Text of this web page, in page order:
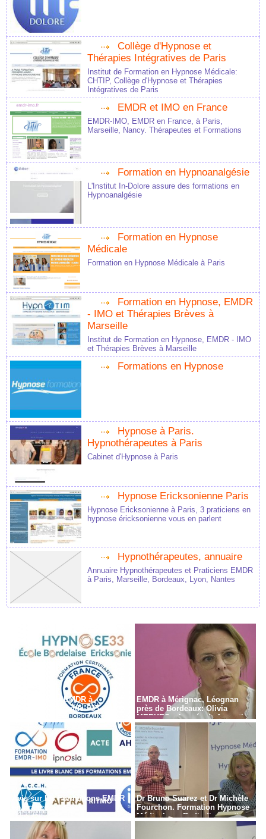
Collège d'Hypnose et
Thérapies Intégratives de Paris
Institut de Formation en Hypnose Médicale:
CHTIP, Collège d'Hypnose et Thérapies
Intégratives de Paris
EMDR et IMO en France
EMDR-IMO, EMDR en France, à Paris,
Marseille, Nancy. Thérapeutes et Formations
Formation en Hypnoanalgésie
L'Institut In-Dolore assure des formations en
Hypnoanalgésie
Formation en Hypnose
Médicale
Formation en Hypnose Médicale à Paris
Formation en Hypnose, EMDR
- IMO et Thérapies Brèves à
Marseille
Institut de Formation en Hypnose, EMDR - IMO
et Thérapies Brèves à Marseille
Formations en Hypnose
Hypnose à Paris.
Hypnothérapeutes à Paris
Cabinet d'Hypnose à Paris
Hypnose Ericksonienne Paris
Hypnose Ericksonienne à Paris, 3 praticiens en
hypnose éricksonienne vous en parlent
Hypnothérapeutes, annuaire
Annuaire Hypnothérapeutes et Praticiens EMDR
à Paris, Marseille, Bordeaux, Lyon, Nantes
Formation en EMDR à
Bordeaux - Gironde - 33
EMDR à Mérignac, Léognan
près de Bordeaux: Olivia
MERKES, chargée de formation
Avis sur les Formations EMDR
en France
Dr Bruno Suarez et Dr Michèle
Fourchon. Formation Hypnose
Médicale en Radiodiagnostic,